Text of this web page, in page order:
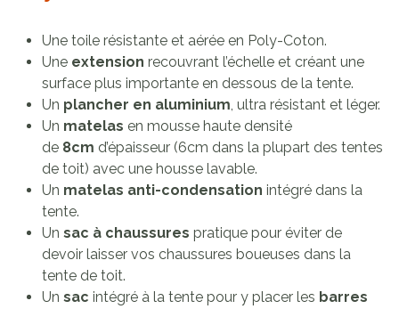
Une toile résistante et aérée en Poly-Coton.
Une extension recouvrant l’échelle et créant une
surface plus importante en dessous de la tente.
Un plancher en aluminium, ultra résistant et léger.
Un matelas en mousse haute densité
de 8cm d’épaisseur (6cm dans la plupart des tentes
de toit) avec une housse lavable.
Un matelas anti-condensation intégré dans la
tente.
Un sac à chaussures pratique pour éviter de
devoir laisser vos chaussures boueuses dans la
tente de toit.
Un sac intégré à la tente pour y placer les barres